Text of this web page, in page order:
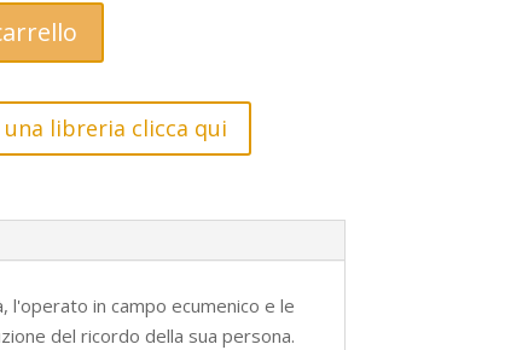
libreria clicca qui
l'operato in campo ecumenico e le
del ricordo della sua persona.